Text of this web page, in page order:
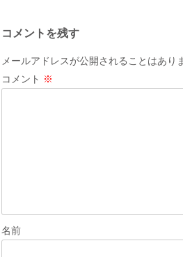
ビ
ゲ
ー
コメントを残す
メールアドレスが公開されることはあり
コメント ※
名前